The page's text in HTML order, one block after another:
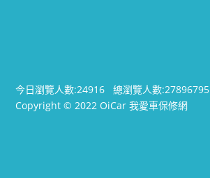
今日瀏覽人數:24916總瀏覽人數:27896795
Copyright © 2022 OiCar 我愛車保修網